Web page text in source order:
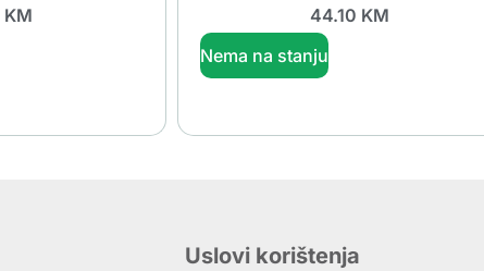
KM
44.10 KM
Nema na stanju
Uslovi korištenja